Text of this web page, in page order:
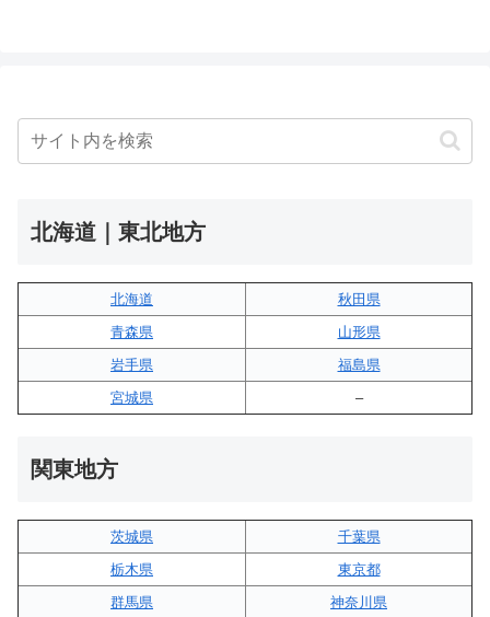
北海道｜東北地方
北海道
秋田県
青森県
山形県
岩手県
福島県
宮城県
–
関東地方
茨城県
千葉県
栃木県
東京都
群馬県
神奈川県